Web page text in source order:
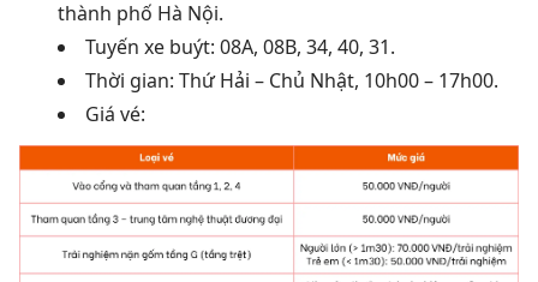
thành phố Hà Nội.
Tuyến xe buýt: 08A, 08B, 34, 40, 31.
Thời gian: Thứ Hải – Chủ Nhật, 10h00 – 17h00.
Giá vé: